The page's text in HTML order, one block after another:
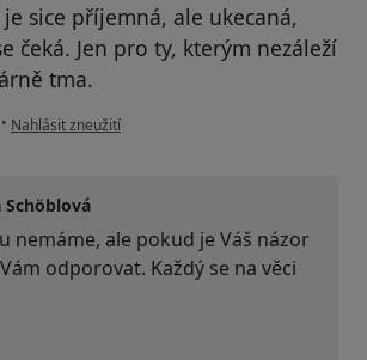
sice příjemná, ale ukecaná,
čeká. Jen pro ty, kterým nezáleží
tma.
• podle názoru uživatele Pacient
Nahlásit zneužití
Schöblová
nemáme, ale pokud je Váš názor
odporovat. Každý se na věci